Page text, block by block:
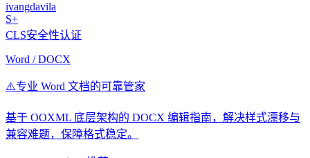
ivangdavila
S+
CLS安全性认证
Word / DOCX
⚠️专业 Word 文档的可靠管家
基于 OOXML 底层架构的 DOCX 编辑指南，解决样式漂移与
兼容难题，保障格式稳定。